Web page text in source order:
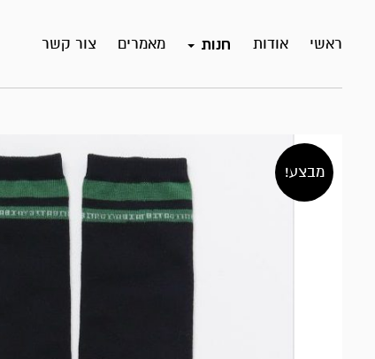
ראשי אודות חנות מאמרים צור קשר
מבצע!